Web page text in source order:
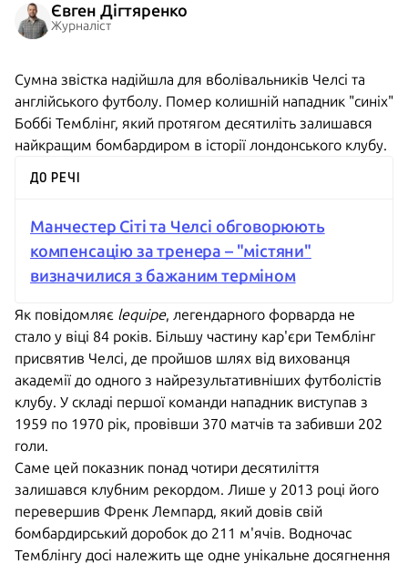
Євген Дігтяренко
Журналіст
Сумна звістка надійшла для вболівальників Челсі та
англійського футболу. Помер колишній нападник "синіх"
Боббі Темблінг, який протягом десятиліть залишався
найкращим бомбардиром в історії лондонського клубу.
ДО РЕЧІ
Манчестер Сіті та Челсі обговорюють
компенсацію за тренера – "містяни"
визначилися з бажаним терміном
Як повідомляє lequipe, легендарного форварда не
стало у віці 84 років. Більшу частину кар'єри Темблінг
присвятив Челсі, де пройшов шлях від вихованця
академії до одного з найрезультативніших футболістів
клубу. У складі першої команди нападник виступав з
1959 по 1970 рік, провівши 370 матчів та забивши 202
голи.
Саме цей показник понад чотири десятиліття
залишався клубним рекордом. Лише у 2013 році його
перевершив Френк Лемпард, який довів свій
бомбардирський доробок до 211 м'ячів. Водночас
Темблінгу досі належить ще одне унікальне досягнення